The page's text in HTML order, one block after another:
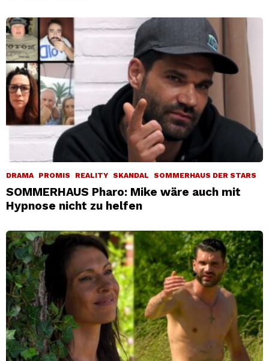
DRAMA PROMIS REALITY SKANDAL SOMMERHAUS DER STARS
SOMMERHAUS Pharo: Mike wäre auch mit
Hypnose nicht zu helfen